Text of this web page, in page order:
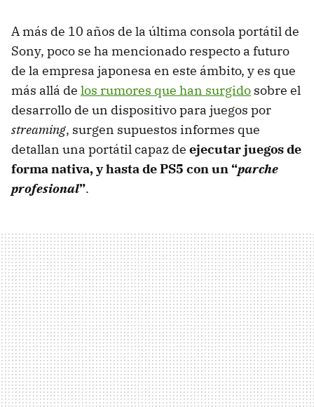
A más de 10 años de la última consola portátil de
Sony, poco se ha mencionado respecto a futuro
de la empresa japonesa en este ámbito, y es que
más allá de los rumores que han surgido sobre el
desarrollo de un dispositivo para juegos por
streaming, surgen supuestos informes que
detallan una portátil capaz de ejecutar juegos de
forma nativa, y hasta de PS5 con un “parche
profesional”.